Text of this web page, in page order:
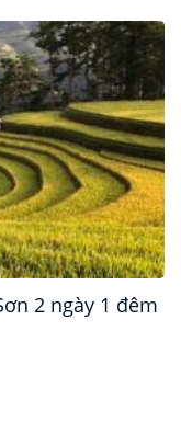
2 ngày 1 đêm